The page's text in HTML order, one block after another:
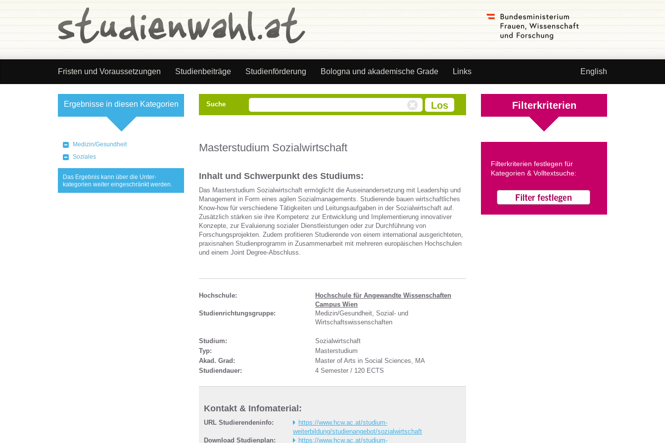
Fristen und Voraussetzungen Studienbeiträge Studienförderung Bologna und akademische Grade Links English
Kategorie wählen
Ergebnisse in diesen Kategorien
Medizin/Gesundheit
Soziales
Das Ergebnis kann über die Unter-
kategorien weiter eingeschränkt werden.
Filterkriterien
Filterkriterien festlegen für
Kategorien & Volltextsuche:
Suche
Masterstudium Sozialwirtschaft
Inhalt und Schwerpunkt des Studiums:
Das Masterstudium Sozialwirtschaft ermöglicht die Auseinandersetzung mit Leadership und
Management in Form eines agilen Sozialmanagements. Studierende bauen wirtschaftliches
Know-how für verschiedene Tätigkeiten und Leitungsaufgaben in der Sozialwirtschaft auf.
Zusätzlich stärken sie ihre Kompetenz zur Entwicklung und Implementierung innovativer
Konzepte, zur Evaluierung sozialer Dienstleistungen oder zur Durchführung von
Forschungsprojekten. Zudem profitieren Studierende von einem international ausgerichteten,
praxisnahen Studienprogramm in Zusammenarbeit mit mehreren europäischen Hochschulen
und einem Joint Degree-Abschluss.
Hochschule:
Hochschule für Angewandte Wissenschaften
Campus Wien
Studienrichtungsgruppe:
Medizin/Gesundheit, Sozial- und
Wirtschaftswissenschaften
Studium:
Sozialwirtschaft
Typ:
Masterstudium
Akad. Grad:
Master of Arts in Social Sciences, MA
Studiendauer:
4 Semester / 120 ECTS
Kontakt & Infomaterial:
URL Studierendeninfo:
https://www.hcw.ac.at/studium-
weiterbildung/studienangebot/sozialwirtschaft
Download Studienplan:
https://www.hcw.ac.at/studium-